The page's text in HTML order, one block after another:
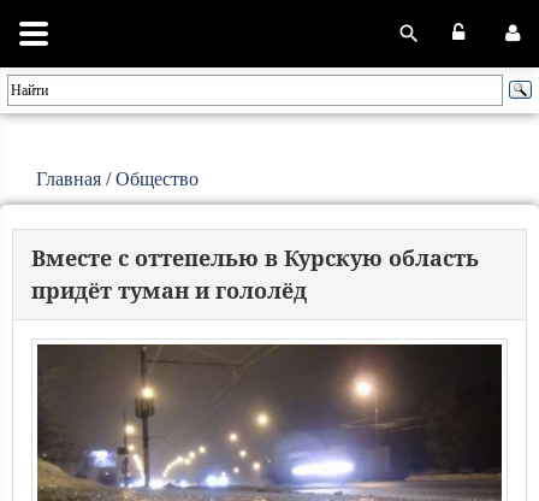
Главная /Общество
Вместе с оттепелью в Курскую область
придёт туман и гололёд